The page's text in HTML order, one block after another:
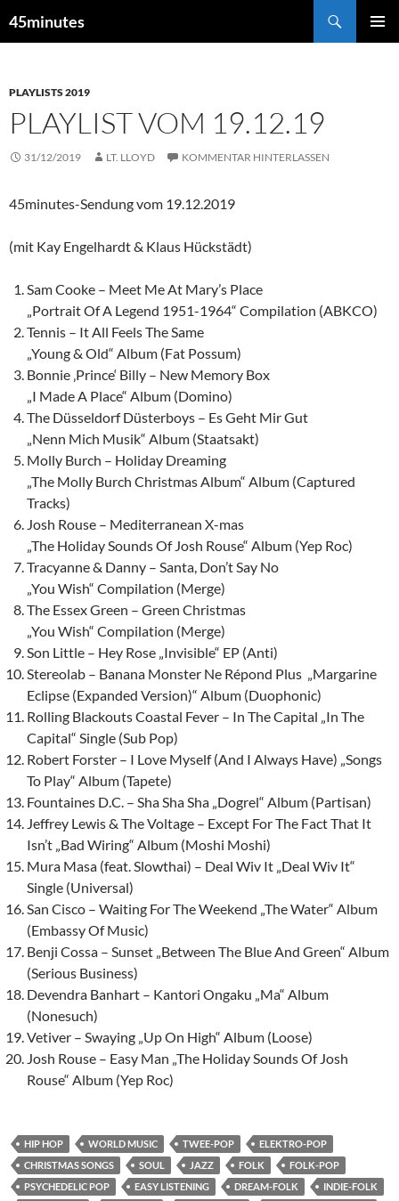
Inhalt
45minutes
PLAYLISTS 2019
PLAYLIST VOM 19.12.19
31/12/2019 LT. LLOYD KOMMENTAR HINTERLASSEN
45minutes-Sendung vom 19.12.2019
(mit Kay Engelhardt & Klaus Hückstädt)
Sam Cooke – Meet Me At Mary’s Place
„Portrait Of A Legend 1951-1964“ Compilation (ABKCO)
Tennis – It All Feels The Same
„Young & Old“ Album (Fat Possum)
Bonnie ‚Prince‘ Billy – New Memory Box
„I Made A Place“ Album (Domino)
The Düsseldorf Düsterboys – Es Geht Mir Gut
„Nenn Mich Musik“ Album (Staatsakt)
Molly Burch – Holiday Dreaming
„The Molly Burch Christmas Album“ Album (Captured
Tracks)
Josh Rouse – Mediterranean X-mas
„The Holiday Sounds Of Josh Rouse“ Album (Yep Roc)
Tracyanne & Danny – Santa, Don’t Say No
„You Wish“ Compilation (Merge)
The Essex Green – Green Christmas
„You Wish“ Compilation (Merge)
Son Little – Hey Rose „Invisible“ EP (Anti)
Stereolab – Banana Monster Ne Répond Plus „Margarine
Eclipse (Expanded Version)“ Album (Duophonic)
Rolling Blackouts Coastal Fever – In The Capital „In The
Capital“ Single (Sub Pop)
Robert Forster – I Love Myself (And I Always Have) „Songs
To Play“ Album (Tapete)
Fountaines D.C. – Sha Sha Sha „Dogrel“ Album (Partisan)
Jeffrey Lewis & The Voltage – Except For The Fact That It
Isn’t „Bad Wiring“ Album (Moshi Moshi)
Mura Masa (feat. Slowthai) – Deal Wiv It „Deal Wiv It“
Single (Universal)
San Cisco – Waiting For The Weekend „The Water“ Album
(Embassy Of Music)
Benji Cossa – Sunset „Between The Blue And Green“ Album
(Serious Business)
Devendra Banhart – Kantori Ongaku „Ma“ Album
(Nonesuch)
Vetiver – Swaying „Up On High“ Album (Loose)
Josh Rouse – Easy Man „The Holiday Sounds Of Josh
Rouse“ Album (Yep Roc)
HIP HOP WORLD MUSIC TWEE-POP
ELEKTRO-POP
CHRISTMAS SONGS
SOUL JAZZ FOLK
FOLK-POP
PSYCHEDELIC POP
EASY LISTENING DREAM-FOLK
INDIE-FOLK